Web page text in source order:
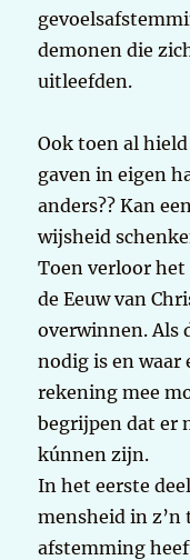
demonen die
uitleefden.
Ook toen al
gaven in eigen
anders?? Kan
wijsheid
Toen verloor het
de Eeuw van
overwinnen. Als
nodig is en waar
rekening mee
begrijpen dat er
kúnnen zijn.
In het eerste
mensheid in
afstemming